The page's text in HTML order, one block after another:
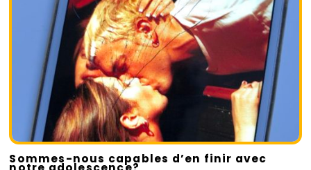
Sommes-nous capables d’en finir avec